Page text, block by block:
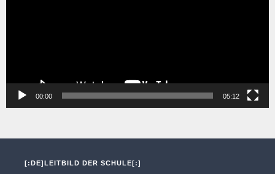
00:00 05:12
[:DE]LEITBILD DER SCHULE[:]